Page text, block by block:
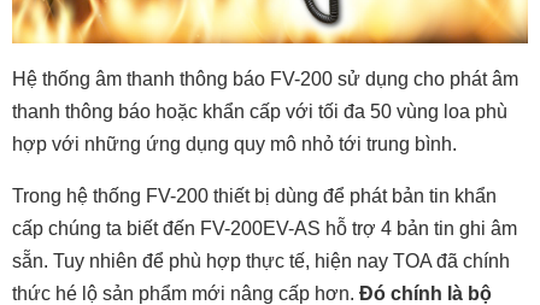
Hệ thống âm thanh thông báo FV-200 sử dụng cho phát âm
thanh thông báo hoặc khẩn cấp với tối đa 50 vùng loa phù
hợp với những ứng dụng quy mô nhỏ tới trung bình.
Trong hệ thống FV-200 thiết bị dùng để phát bản tin khẩn
cấp chúng ta biết đến FV-200EV-AS hỗ trợ 4 bản tin ghi âm
sẵn. Tuy nhiên để phù hợp thực tế, hiện nay TOA đã chính
thức hé lộ sản phẩm mới nâng cấp hơn. Đó chính là bộ